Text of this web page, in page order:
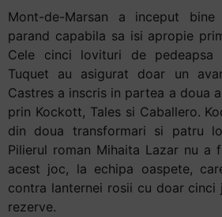
Mont-de-Marsan a inceput
parand capabila sa isi apropie
Cele cinci lovituri de pedeapsa
Tuquet au asigurat doar un
Castres a inscris in partea a doua
prin Kockott, Tales si Caballero.
din doua transformari si patru
Pilierul roman Mihaita Lazar nu a
acest joc, la echipa oaspete,
contra lanternei rosii cu doar
rezerve.